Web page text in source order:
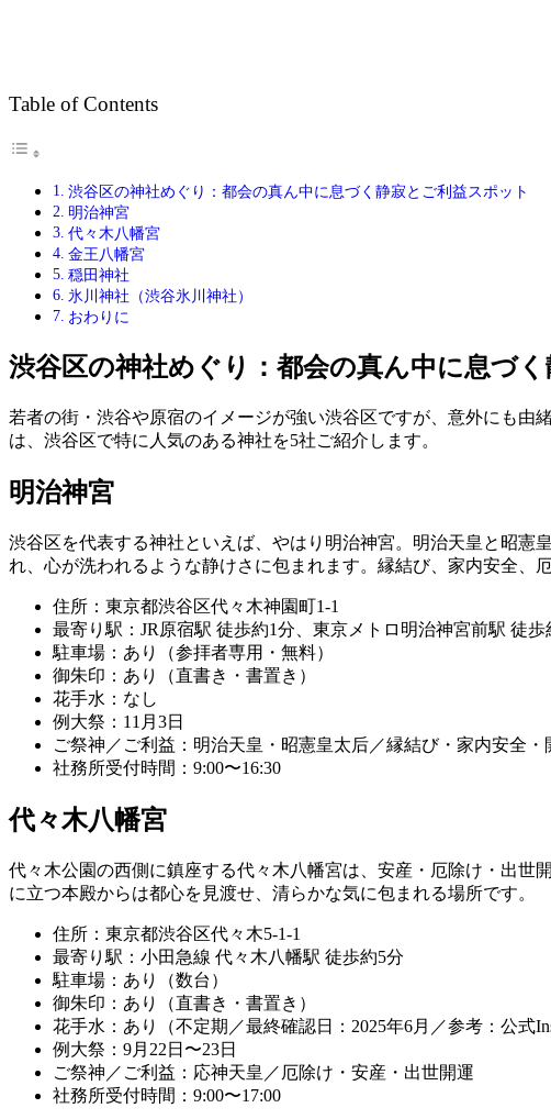
Table of Contents
渋谷区の神社めぐり：都会の真ん中に息づく静寂とご利益スポット
明治神宮
代々木八幡宮
金王八幡宮
穏田神社
氷川神社（渋谷氷川神社）
おわりに
渋谷区の神社めぐり：都会の真ん中に息づ
若者の街・渋谷や原宿のイメージが強い渋谷区ですが、意外にも由
は、渋谷区で特に人気のある神社を5社ご紹介します。
明治神宮
渋谷区を代表する神社といえば、やはり明治神宮。明治天皇と昭憲
れ、心が洗われるような静けさに包まれます。縁結び、家内安全、
住所：東京都渋谷区代々木神園町1-1
最寄り駅：JR原宿駅 徒歩約1分、東京メトロ明治神宮前駅 徒歩
駐車場：あり（参拝者専用・無料）
御朱印：あり（直書き・書置き）
花手水：なし
例大祭：11月3日
ご祭神／ご利益：明治天皇・昭憲皇太后／縁結び・家内安全・
社務所受付時間：9:00〜16:30
代々木八幡宮
代々木公園の西側に鎮座する代々木八幡宮は、安産・厄除け・出世
に立つ本殿からは都心を見渡せ、清らかな気に包まれる場所です。
住所：東京都渋谷区代々木5-1-1
最寄り駅：小田急線 代々木八幡駅 徒歩約5分
駐車場：あり（数台）
御朱印：あり（直書き・書置き）
花手水：あり（不定期／最終確認日：2025年6月／参考：公式
例大祭：9月22日〜23日
ご祭神／ご利益：応神天皇／厄除け・安産・出世開運
社務所受付時間：9:00〜17:00